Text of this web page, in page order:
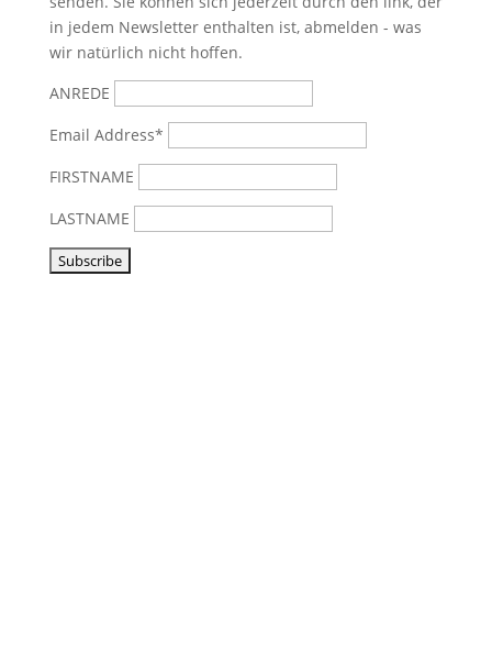
in jedem Newsletter enthalten ist, abmelden - was
wir natürlich nicht hoffen.
ANREDE
Email Address*
FIRSTNAME
LASTNAME